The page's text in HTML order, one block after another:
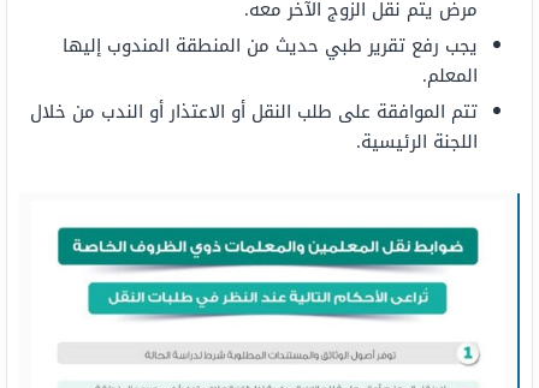
مرض يتم نقل الزوج الآخر معه.
يجب رفع تقرير طبي حديث من المنطقة المندوب إليها
المعلم.
تتم الموافقة على طلب النقل أو الاعتذار أو الندب من خلال
اللجنة الرئيسية.